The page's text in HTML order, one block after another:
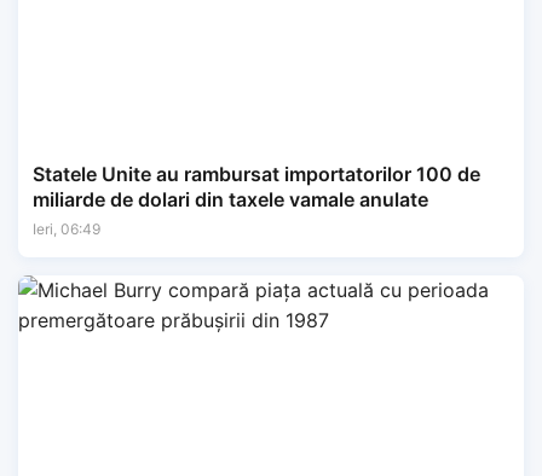
Statele Unite au rambursat importatorilor 100 de
miliarde de dolari din taxele vamale anulate
Ieri, 06:49